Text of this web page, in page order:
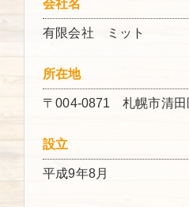
会社名
有限会社 ミット
所在地
〒004-0871 札幌市清田
設立
平成9年8月